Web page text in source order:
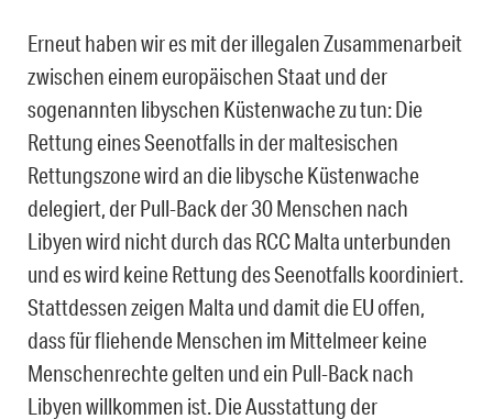
Erneut haben wir es mit der illegalen Zusammenarbeit
zwischen einem europäischen Staat und der
sogenannten libyschen Küstenwache zu tun: Die
Rettung eines Seenotfalls in der maltesischen
Rettungszone wird an die libysche Küstenwache
delegiert, der Pull-Back der 30 Menschen nach
Libyen wird nicht durch das RCC Malta unterbunden
und es wird keine Rettung des Seenotfalls koordiniert.
Stattdessen zeigen Malta und damit die EU offen,
dass für fliehende Menschen im Mittelmeer keine
Menschenrechte gelten und ein Pull-Back nach
Libyen willkommen ist. Die Ausstattung der